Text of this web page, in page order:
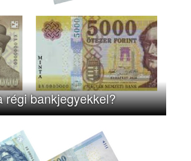
régi bankjegyekkel?